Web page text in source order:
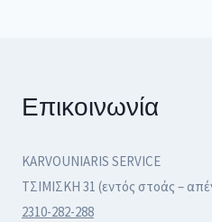
Επικοινωνία
KARVOUNIARIS SERVICE
ΤΣΙΜΙΣΚΗ 31 (εντός στοάς –
2310-282-288